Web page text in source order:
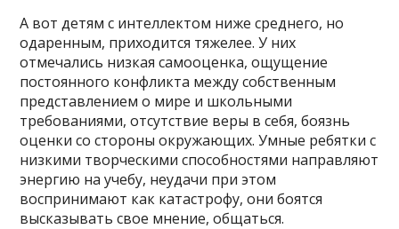
А вот детям с интеллектом ниже среднего, но
одаренным, приходится тяжелее. У них
отмечались низкая самооценка, ощущение
постоянного конфликта между собственным
представлением о мире и школьными
требованиями, отсутствие веры в себя, боязнь
оценки со стороны окружающих. Умные ребятки с
низкими творческими способностями направляют
энергию на учебу, неудачи при этом
воспринимают как катастрофу, они боятся
высказывать свое мнение, общаться.